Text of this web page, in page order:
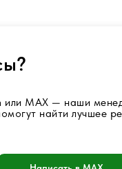
или MAX — наши
найти лучшее